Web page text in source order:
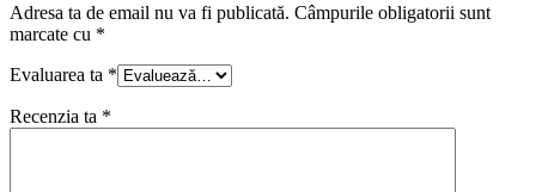
Adresa ta de email nu va fi publicată. Câmpurile obligatorii sunt
marcate cu *
Evaluarea ta *
Recenzia ta *